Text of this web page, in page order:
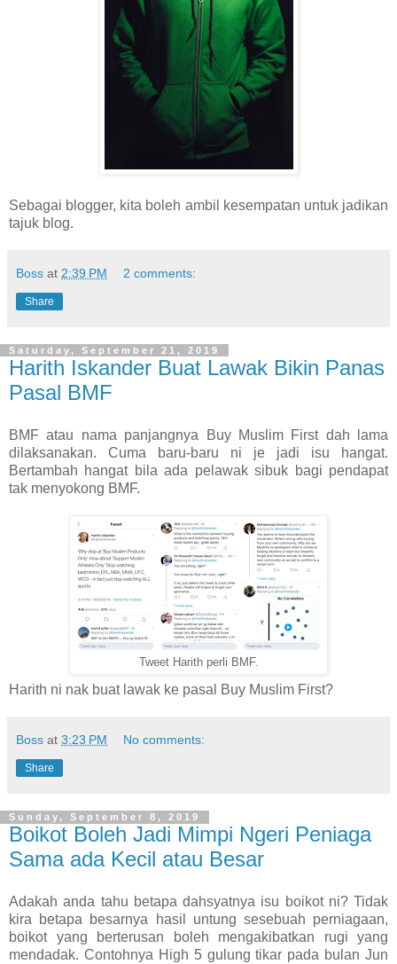
Sebagai blogger, kita boleh ambil kesempatan untuk jadikan
tajuk blog.
Boss at 2:39 PM 2 comments:
Share
Saturday, September 21, 2019
Harith Iskander Buat Lawak Bikin Panas
Pasal BMF
BMF atau nama panjangnya Buy Muslim First dah lama
dilaksanakan. Cuma baru-baru ni je jadi isu hangat.
Bertambah hangat bila ada pelawak sibuk bagi pendapat
tak menyokong BMF.
Tweet Harith perli BMF.
Harith ni nak buat lawak ke pasal Buy Muslim First?
Boss at 3:23 PM No comments:
Share
Sunday, September 8, 2019
Boikot Boleh Jadi Mimpi Ngeri Peniaga
Sama ada Kecil atau Besar
Adakah anda tahu betapa dahsyatnya isu boikot ni? Tidak
kira betapa besarnya hasil untung sesebuah perniagaan,
boikot yang berterusan boleh mengakibatkan rugi yang
mendadak. Contohnya High 5 gulung tikar pada bulan Jun